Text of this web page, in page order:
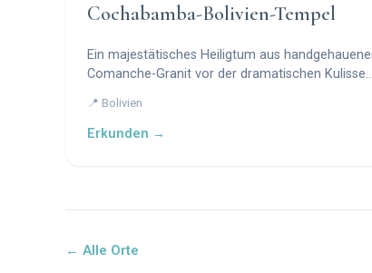
Cochabamba-Bolivien-Tempel
Ein majestätisches Heiligtum aus
Comanche-Granit vor der dramatischen Kulisse
📍 Bolivien
Erkunden →
← Alle Orte